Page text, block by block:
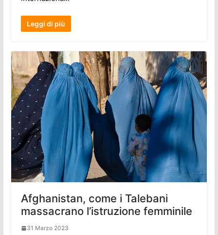
Leggi di più
Afghanistan, come i Talebani
massacrano l’istruzione femminile
31 Marzo 2023